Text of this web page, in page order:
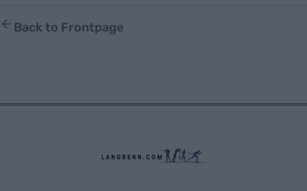
Back to Frontpage